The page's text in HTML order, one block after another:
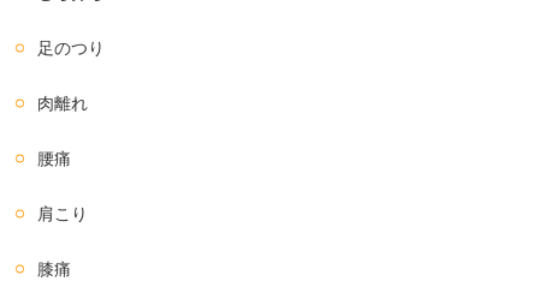
足のつり
肉離れ
腰痛
肩こり
膝痛